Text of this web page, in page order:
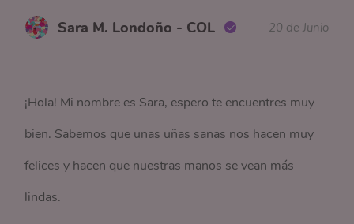
Sara M. Londoño - COL 20 de Junio
¡Hola! Mi nombre es Sara, espero te encuentres muy
bien. Sabemos que unas uñas sanas nos hacen muy
felices y hacen que nuestras manos se vean más
lindas.